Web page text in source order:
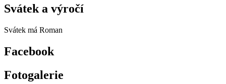
Svátek a výročí
Svátek má Roman
Facebook
Fotogalerie